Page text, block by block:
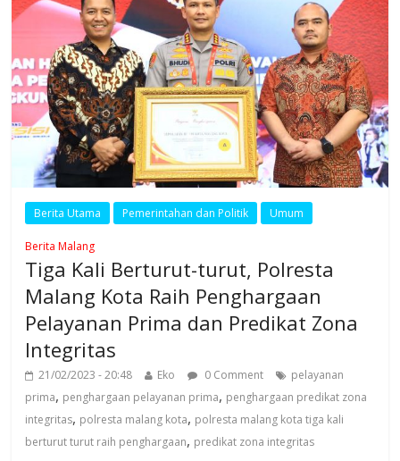
Berita Utama Pemerintahan dan Politik Umum
Berita Malang
Tiga Kali Berturut-turut, Polresta
Malang Kota Raih Penghargaan
Pelayanan Prima dan Predikat Zona
Integritas
21/02/2023 - 20:48 Eko 0 Comment
pelayanan
prima, penghargaan pelayanan prima, penghargaan predikat zona
integritas, polresta malang kota, polresta malang kota tiga kali
berturut turut raih penghargaan, predikat zona integritas